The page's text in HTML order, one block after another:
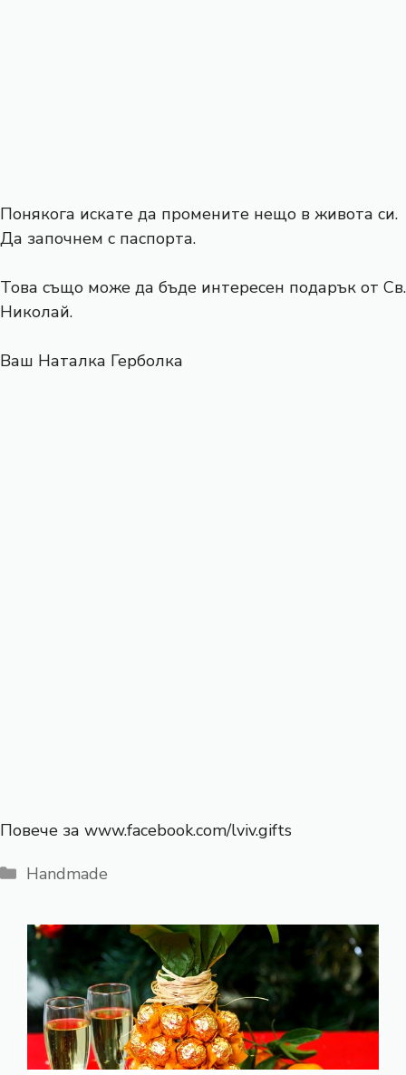
Понякога искате да промените нещо в живота си.
Да започнем с паспорта.
Това също може да бъде интересен подарък от Св.
Николай.
Ваш Наталка Герболка
Повече за www.facebook.com/lviv.gifts
Категории
Handmade